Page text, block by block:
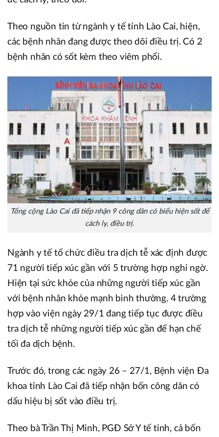
Theo nguồn tin từ ngành y tế tỉnh Lào Cai, hiện,
các bệnh nhân đang được theo dõi điều trị. Có 2
bệnh nhân có sốt kèm theo viêm phổi.
Tổng cộng Lào Cai đã tiếp nhận 9 công dân có biểu hiện sốt để
cách ly, điều trị.
Ngành y tế tổ chức điều tra dịch tễ xác định được
71 người tiếp xúc gần với 5 trường hợp nghi ngờ.
Hiện tại sức khỏe của những người tiếp xúc gần
với bệnh nhân khỏe mạnh bình thường. 4 trường
hợp vào viện ngày 29/1 đang tiếp tục được điều
tra dịch tễ những người tiếp xúc gần để hạn chế
tối đa dịch bệnh.
Trước đó, trong các ngày 26 – 27/1, Bệnh viện Đa
khoa tỉnh Lào Cai đã tiếp nhận bốn công dân có
dấu hiệu bị sốt vào điều trị.
Theo bà Trần Thị Minh, PGĐ Sở Y tế tỉnh, cả bốn